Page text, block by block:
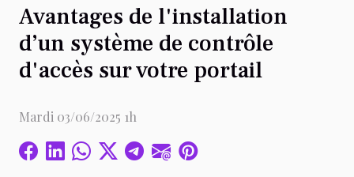
Avantages de l'installation
d’un système de contrôle
d'accès sur votre portail
Mardi 03/06/2025 1h